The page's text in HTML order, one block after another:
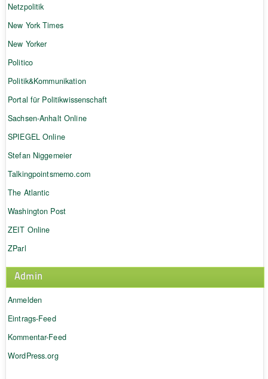
Netzpolitik
New York Times
New Yorker
Politico
Politik&Kommunikation
Portal für Politikwissenschaft
Sachsen-Anhalt Online
SPIEGEL Online
Stefan Niggemeier
Talkingpointsmemo.com
The Atlantic
Washington Post
ZEIT Online
ZParl
Admin
Anmelden
Eintrags-Feed
Kommentar-Feed
WordPress.org